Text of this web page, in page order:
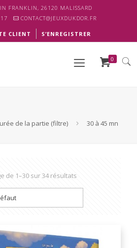
FRANKLIN, 26120 MALISSARD
CONTACT@JEUXDUKDOR.FR
CLIENT S’ENREGISTRER
0
de la partie (filtre) 30 à 45 mn
de 1–30 sur 34 résultats